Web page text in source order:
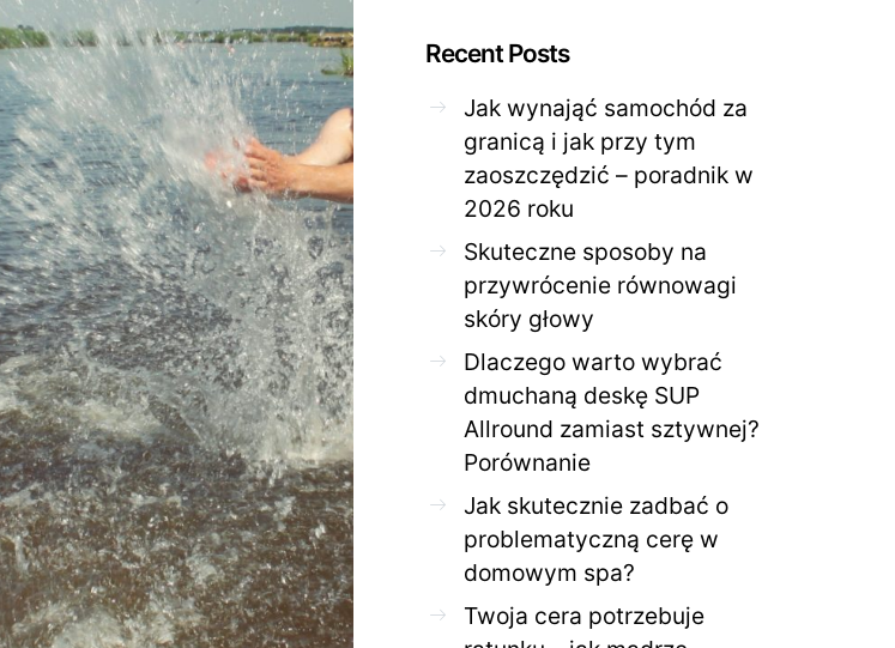
Recent Posts
Jak wynająć samochód za
granicą i jak przy tym
zaoszczędzić – poradnik w
2026 roku
Skuteczne sposoby na
przywrócenie równowagi
skóry głowy
Dlaczego warto wybrać
dmuchaną deskę SUP
Allround zamiast sztywnej?
Porównanie
Jak skutecznie zadbać o
problematyczną cerę w
domowym spa?
Twoja cera potrzebuje